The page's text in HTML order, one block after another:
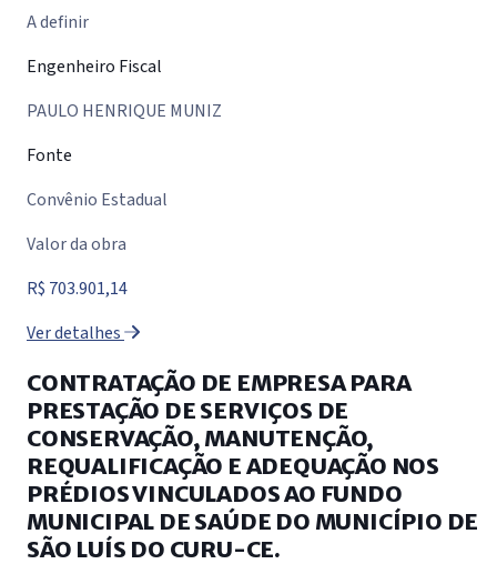
A definir
Engenheiro Fiscal
PAULO HENRIQUE MUNIZ
Fonte
Convênio Estadual
Valor da obra
R$ 703.901,14
Ver detalhes
CONTRATAÇÃO DE EMPRESA PARA
PRESTAÇÃO DE SERVIÇOS DE
CONSERVAÇÃO, MANUTENÇÃO,
REQUALIFICAÇÃO E ADEQUAÇÃO NOS
PRÉDIOS VINCULADOS AO FUNDO
MUNICIPAL DE SAÚDE DO MUNICÍPIO DE
SÃO LUÍS DO CURU-CE.